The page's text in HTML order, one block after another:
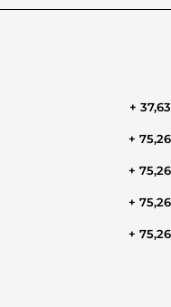
+
+
+
+
+